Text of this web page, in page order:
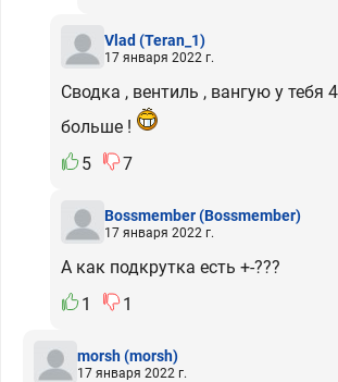
Vlad(Teran_1)
17 января 2022 г.
Сводка , вентиль , вангую у тебя
больше !
5
7
Bossmember(Bossmember)
17 января 2022 г.
А как подкрутка есть +-???
1
1
morsh(morsh)
17 января 2022 г.